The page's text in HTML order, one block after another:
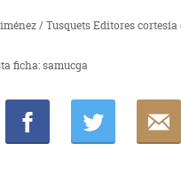
/ Tusquets Editores cortesía
ficha:samucga